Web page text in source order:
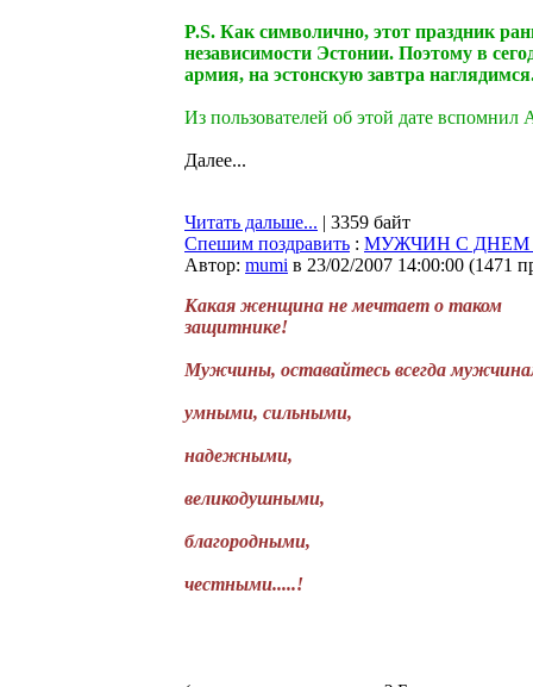
P.S. Как символично, этот праздник
независимости Эстонии. Поэтому в
армия, на эстонскую завтра
Из пользователей об этой дате
Далее...
Читать дальше... | 3359 байт
Спешим поздравить : МУЖЧИН С ДНЕМ
Автор: mumi в 23/02/2007 14:00:00 (1471
Какая женщина не мечтает о таком
защитнике!
Мужчины, оставайтесь всегда
умными, сильными,
надежными,
великодушными,
благородными,
честными.....!